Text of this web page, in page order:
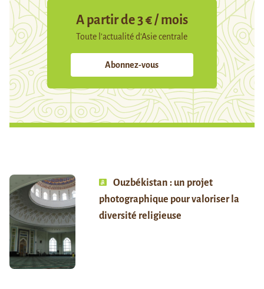
A partir de 3 € / mois
Toute l’actualité d’Asie centrale
Abonnez-vous
Ouzbékistan : un projet
photographique pour valoriser la
diversité religieuse